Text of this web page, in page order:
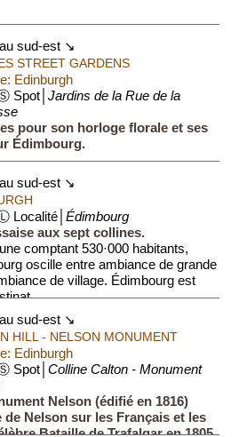
sud-est ↘
STREET GARDENS
Edinburgh
Spot│Jardins de la Rue de la
pour son horloge florale et ses
Édimbourg.
sud-est ↘
Localité│Édimbourg
aux sept collines.
comptant 530·000 habitants,
oscille entre ambiance de grande
de village. Édimbourg est
sud-est ↘
HILL - NELSON MONUMENT
Edinburgh
Spot│Colline Calton - Monument
Nelson (édifié en 1816)
Nelson sur les Français et les
Bataille de Trafalgar en 1805.